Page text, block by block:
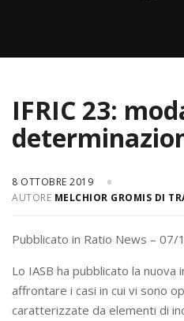
IFRIC 23:
8 OTTOBRE 2019
AUTORE MELCHIOR GROMIS DI
Pubblicato in Ratio News – 07/
Lo IASB ha pubblicato la
affrontare i casi in cui vi sono
caratterizzate da elementi di